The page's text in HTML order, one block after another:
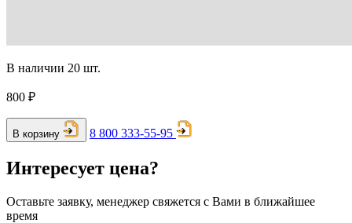
В наличии 20 шт.
800 ₽
В корзину 8 800 333-55-95
Интересует цена?
Оставьте заявку, менеджер свяжется с Вами в ближайшее
время